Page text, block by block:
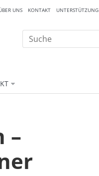
UNS KONTAKT UNTERSTÜTZUNG
Suche
nach:
–